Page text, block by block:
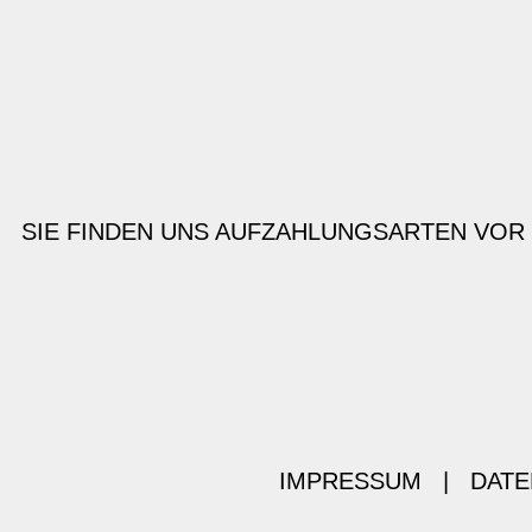
SIE FINDEN UNS AUFZAHLUNGSARTEN VOR
IMPRESSUM